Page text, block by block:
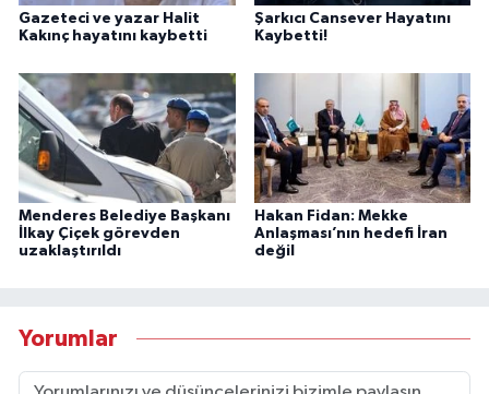
Gazeteci ve yazar Halit
Kakınç hayatını kaybetti
Şarkıcı Cansever Hayatını
Kaybetti!
Menderes Belediye Başkanı
İlkay Çiçek görevden
uzaklaştırıldı
Hakan Fidan: Mekke
Anlaşması’nın hedefi İran
değil
Yorumlar